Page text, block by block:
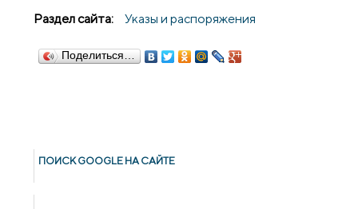
Раздел сайта:
Указы и распоряжения
Поделиться…
ПОИСК GOОGLE НА САЙТЕ